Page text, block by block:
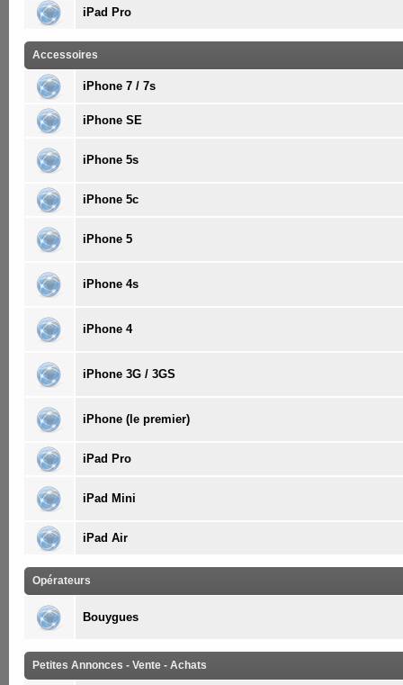
iPad Pro
Accessoires
iPhone 7 / 7s
iPhone SE
iPhone 5s
iPhone 5c
iPhone 5
iPhone 4s
iPhone 4
iPhone 3G / 3GS
iPhone (le premier)
iPad Pro
iPad Mini
iPad Air
Opérateurs
Bouygues
Petites Annonces - Vente - Achats